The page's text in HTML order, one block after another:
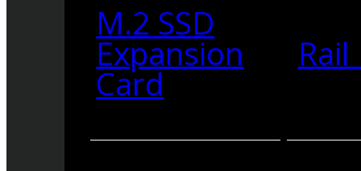
M.2 SSD
Expansion
Card